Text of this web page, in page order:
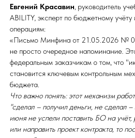
Евгений Красавин, руководитель
ABILITY, эксперт по бюджетному
операциям:
«Письмо Минфина от 21.05.2026 №
не просто очередное напоминание.
федеральным заказчикам о том, что
становится ключевым контрольным
бюджета.
Что важно понять: этот механизм
"сделал – получил деньги, не сделал
июня не успели поставить БО на
или направить проект контракта, то